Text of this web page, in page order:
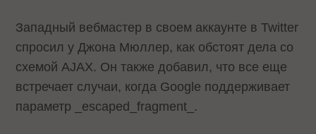
Западный вебмастер в своем аккаунте в Twitter
спросил у Джона Мюллер, как обстоят дела со
схемой AJAX. Он также добавил, что все еще
встречает случаи, когда Google поддерживает
параметр _escaped_fragment_.